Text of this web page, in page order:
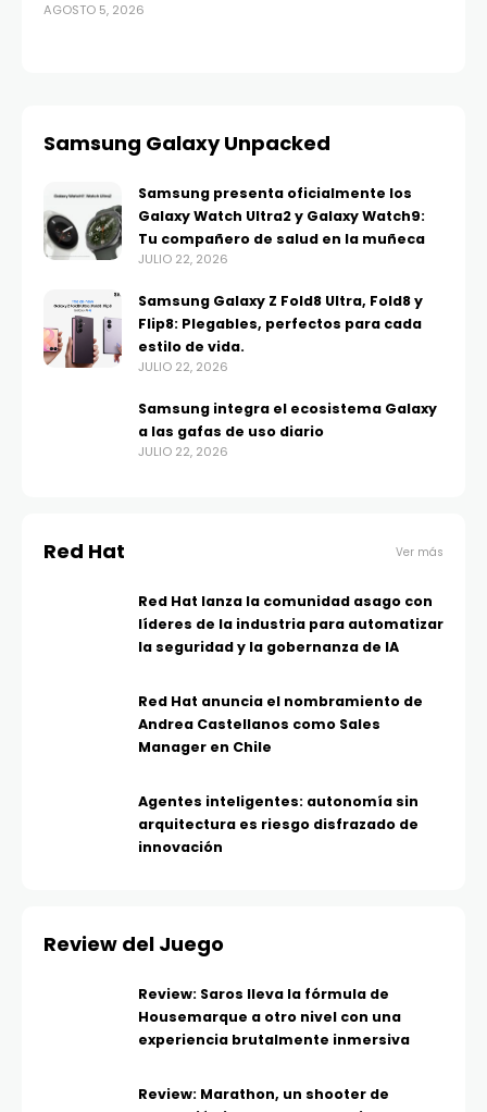
AGOSTO 5, 2026
Samsung Galaxy Unpacked
Samsung presenta oficialmente los
Galaxy Watch Ultra2 y Galaxy Watch9:
Tu compañero de salud en la muñeca
JULIO 22, 2026
Samsung Galaxy Z Fold8 Ultra, Fold8 y
Flip8: Plegables, perfectos para cada
estilo de vida.
JULIO 22, 2026
Samsung integra el ecosistema Galaxy
a las gafas de uso diario
JULIO 22, 2026
Red Hat Ver más
Red Hat lanza la comunidad asago con
líderes de la industria para automatizar
la seguridad y la gobernanza de IA
Red Hat anuncia el nombramiento de
Andrea Castellanos como Sales
Manager en Chile
Agentes inteligentes: autonomía sin
arquitectura es riesgo disfrazado de
innovación
Review del Juego
Review: Saros lleva la fórmula de
Housemarque a otro nivel con una
experiencia brutalmente inmersiva
Review: Marathon, un shooter de